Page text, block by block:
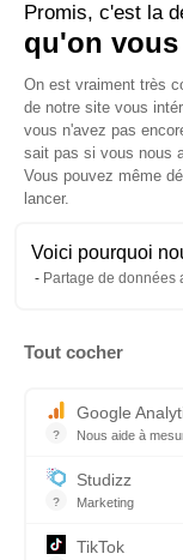
Promis, c'est la
qu'on vous
Plateforme
On est vraiment très
de notre site vous
vous n'avez pas
sait pas si vous nous
Vous pouvez même
lancer.
Voici pourquoi
Partage de données
Tout cocher
?
Google
Nous aide à
?
Studizz
Marketing
TikTok